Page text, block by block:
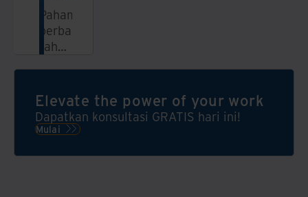
Pahami
berbagai
tahapan
dan
bagaimana
strategi
dapat
Elevate the power of your work
Dapatkan konsultasi GRATIS hari ini!
Mulai